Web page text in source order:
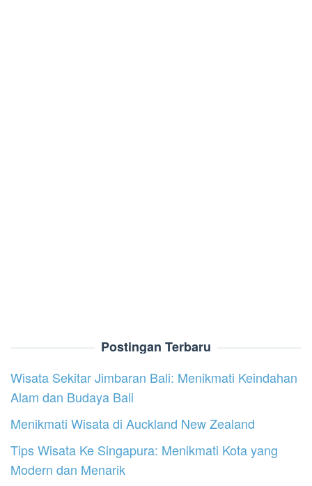
Postingan Terbaru
Wisata Sekitar Jimbaran Bali: Menikmati Keindahan
Alam dan Budaya Bali
Menikmati Wisata di Auckland New Zealand
Tips Wisata Ke Singapura: Menikmati Kota yang
Modern dan Menarik